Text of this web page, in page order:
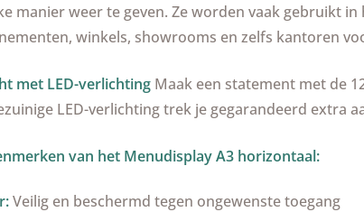
manier weer te geven. Ze worden vaak gebruikt
winkels, showrooms en zelfs kantoren
met LED-verlichting Maak een statement met de
LED-verlichting trek je gegarandeerd extra
van het Menudisplay A3 horizontaal:
Veilig en beschermd tegen ongewenste toegang